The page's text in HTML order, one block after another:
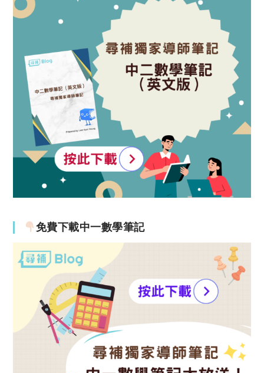
免費下載中一數學筆記